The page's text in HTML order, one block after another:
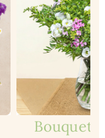
Bouquet